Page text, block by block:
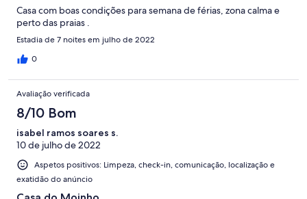
Casa com boas condições para semana de férias, zona calma e
perto das praias .
Estadia de 7 noites em julho de 2022
0
Avaliação verificada
8/10 Bom
isabel ramos soares s.
10 de julho de 2022
Aspetos positivos: Limpeza, check-in, comunicação, localização e
exatidão do anúncio